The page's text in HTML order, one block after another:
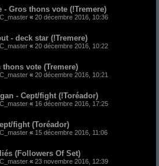
- Gros thons vote (!Tremere)
« 20 décembre 2016, 10:36
- deck star (!Tremere)
« 20 décembre 2016, 10:22
vote (Tremere)
« 20 décembre 2016, 10:21
- Cept/fight (!Toréador)
« 16 décembre 2016, 17:25
fight (Toréador)
« 15 décembre 2016, 11:06
(Followers Of Set)
« 23 novembre 2016, 12:39